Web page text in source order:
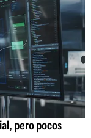
pero pocos